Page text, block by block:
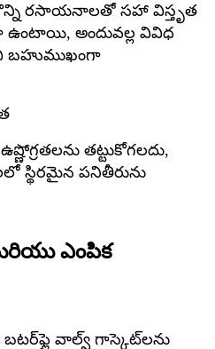
రసాయనాలతో సహా విస్తృత
ఉంటాయి, అందువల్ల వివిధ
బహుముఖంగా
తట్టుకోగలదు,
స్థిరమైన పనితీరును
ఎంపిక
వాల్వ్ గాస్కెట్‌లను